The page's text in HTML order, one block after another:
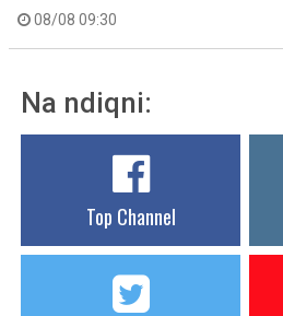
08/08 09:30
Na ndiqni:
Top Channel